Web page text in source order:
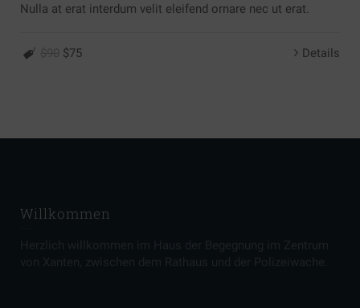
Nulla at erat interdum velit eleifend ornare nec ut erat.
$75 Details
Willkommen